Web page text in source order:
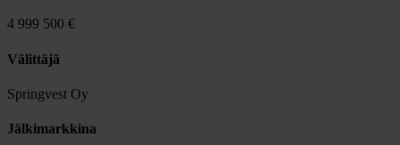
4 999 500 €
Välittäjä
Springvest Oy
Jälkimarkkina